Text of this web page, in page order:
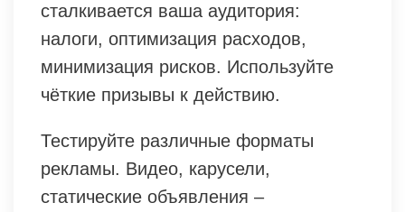
сталкивается ваша аудитория:
налоги, оптимизация расходов,
минимизация рисков. Используйте
чёткие призывы к действию.
Тестируйте различные форматы
рекламы. Видео, карусели,
статические объявления –